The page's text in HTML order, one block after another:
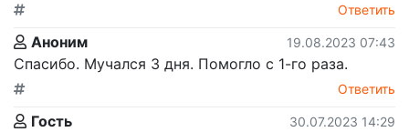
Ответить
Аноним 19.08.2023 07:43
Спасибо. Мучался 3 дня. Помогло с 1-го раза.
Ответить
Гость 30.07.2023 14:29